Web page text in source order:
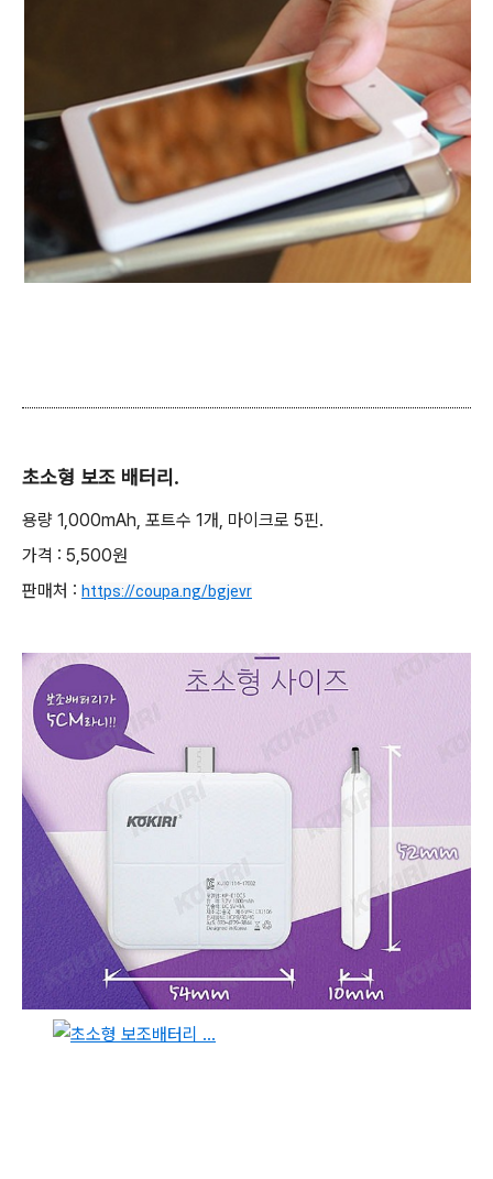
초소형 보조 배터리.
용량 1,000mAh, 포트수 1개, 마이크로 5핀.
가격 : 5,500원
판매처 : https://coupa.ng/bgjevr